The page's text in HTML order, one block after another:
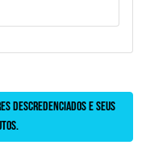
descredenciados e seus